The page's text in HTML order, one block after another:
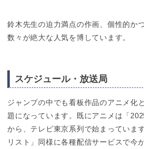
鈴木先生の迫力満点の作画、個性的か
数々が絶大な人気を博しています。
スケジュール・放送局
ジャンプの中でも看板作品のアニメ化
題になっています。既にアニメは「
から、テレビ東京系列で始まっていま
リスト」同様に各種配信サービスで今